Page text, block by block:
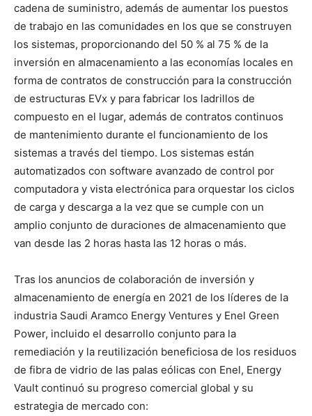
cadena de suministro, además de aumentar los puestos
de trabajo en las comunidades en los que se construyen
los sistemas, proporcionando del 50 % al 75 % de la
inversión en almacenamiento a las economías locales en
forma de contratos de construcción para la construcción
de estructuras EVx y para fabricar los ladrillos de
compuesto en el lugar, además de contratos continuos
de mantenimiento durante el funcionamiento de los
sistemas a través del tiempo. Los sistemas están
automatizados con software avanzado de control por
computadora y vista electrónica para orquestar los ciclos
de carga y descarga a la vez que se cumple con un
amplio conjunto de duraciones de almacenamiento que
van desde las 2 horas hasta las 12 horas o más.
Tras los anuncios de colaboración de inversión y
almacenamiento de energía en 2021 de los líderes de la
industria Saudi Aramco Energy Ventures y Enel Green
Power, incluido el desarrollo conjunto para la
remediación y la reutilización beneficiosa de los residuos
de fibra de vidrio de las palas eólicas con Enel, Energy
Vault continuó su progreso comercial global y su
estrategia de mercado con: